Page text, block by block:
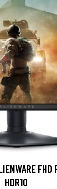
FHD
HDR10